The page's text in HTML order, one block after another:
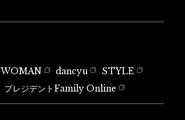
WOMAN dancyu
STYLE
プレジデントFamily Online